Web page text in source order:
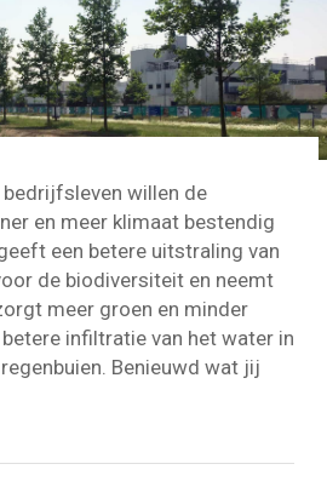
willen de
en meer klimaat bestendig
een betere uitstraling van
de biodiversiteit en neemt
meer groen en minder
infiltratie van het water in
Benieuwd wat jij